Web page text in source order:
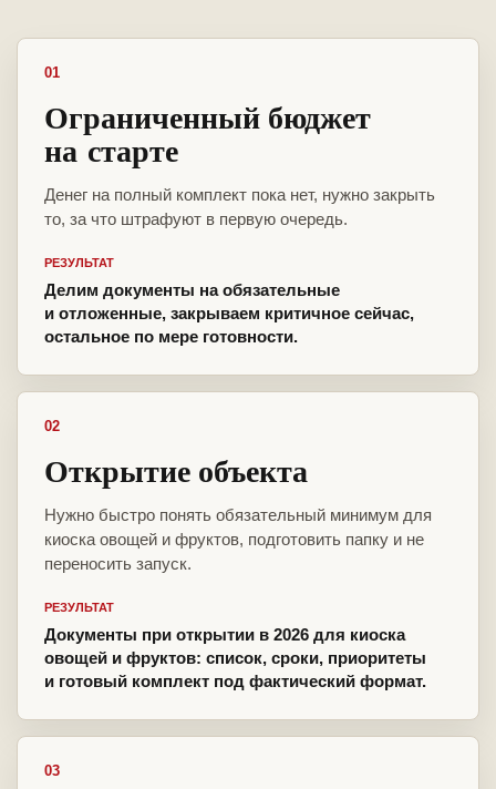
01
Ограниченный бюджет
на старте
Денег на полный комплект пока нет, нужно закрыть
то, за что штрафуют в первую очередь.
РЕЗУЛЬТАТ
Делим документы на обязательные
и отложенные, закрываем критичное сейчас,
остальное по мере готовности.
02
Открытие объекта
Нужно быстро понять обязательный минимум для
киоска овощей и фруктов, подготовить папку и не
переносить запуск.
РЕЗУЛЬТАТ
Документы при открытии в 2026 для киоска
овощей и фруктов: список, сроки, приоритеты
и готовый комплект под фактический формат.
03